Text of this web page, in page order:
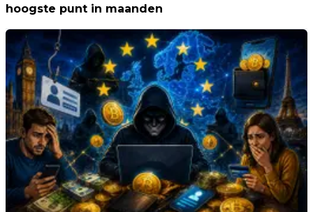
hoogste punt in maanden